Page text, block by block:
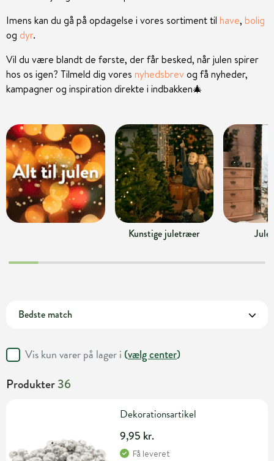
Imens kan du gå på opdagelse i vores sortiment til have, bolig
og dyr.
Vil du være blandt de første, der får besked, når julen spirer
hos os igen? Tilmeld dig vores nyhedsbrevog få nyheder,
kampagner og inspiration direkte i indbakken🎄
Kunstige juletræer
Vis kun varer på lager i (vælg center)
Produkter36
Dekorationsartikel
9,95 kr.
Få leveret